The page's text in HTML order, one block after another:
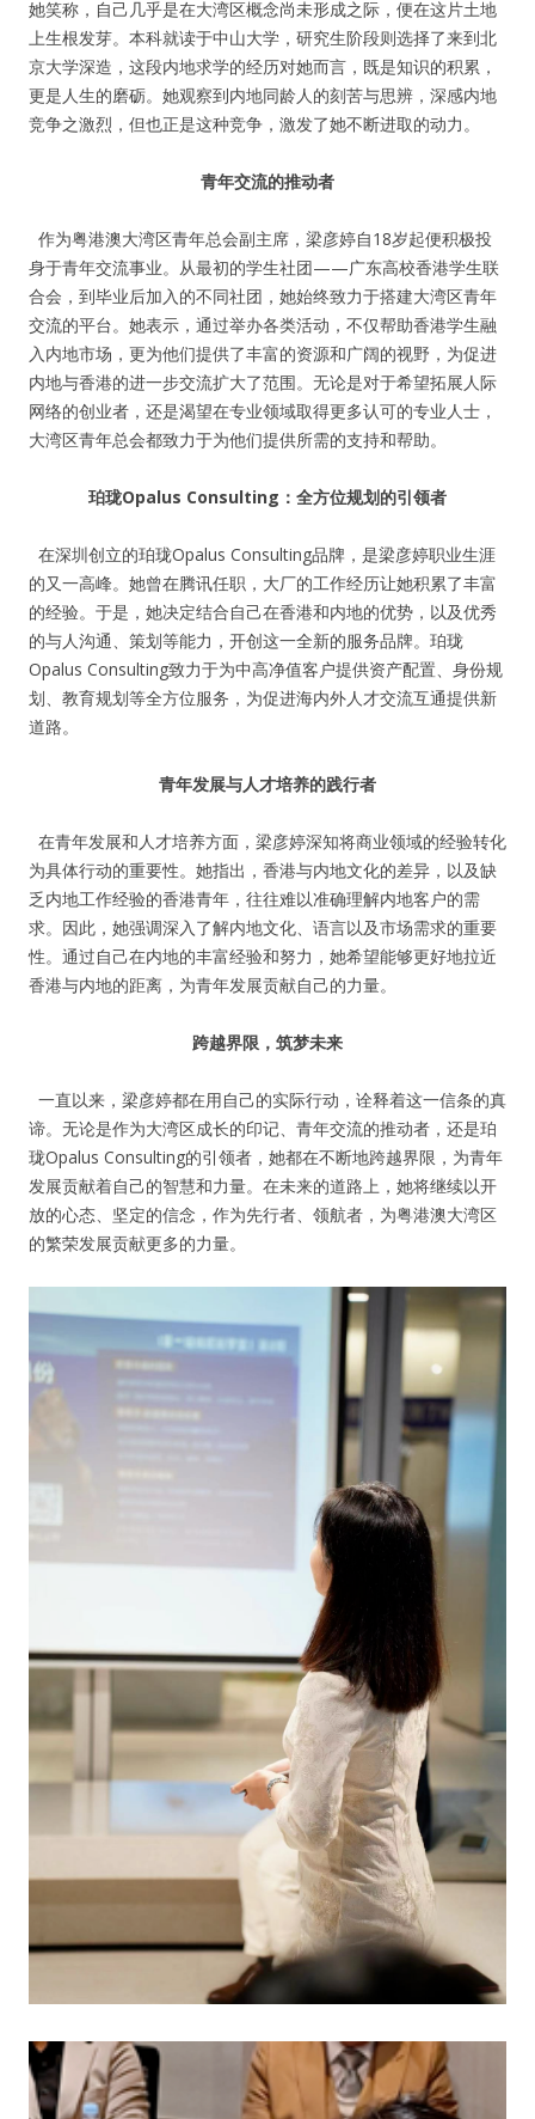
她笑称，自己几乎是在大湾区概念尚未形成之际，便在这片土地
上生根发芽。本科就读于中山大学，研究生阶段则选择了来到北
京大学深造，这段内地求学的经历对她而言，既是知识的积累，
更是人生的磨砺。她观察到内地同龄人的刻苦与思辨，深感内地
竞争之激烈，但也正是这种竞争，激发了她不断进取的动力。
青年交流的推动者
作为粤港澳大湾区青年总会副主席，梁彦婷自18岁起便积极投
身于青年交流事业。从最初的学生社团——广东高校香港学生联
合会，到毕业后加入的不同社团，她始终致力于搭建大湾区青年
交流的平台。她表示，通过举办各类活动，不仅帮助香港学生融
入内地市场，更为他们提供了丰富的资源和广阔的视野，为促进
内地与香港的进一步交流扩大了范围。无论是对于希望拓展人际
网络的创业者，还是渴望在专业领域取得更多认可的专业人士，
大湾区青年总会都致力于为他们提供所需的支持和帮助。
珀珑Opalus Consulting： 全方位规划的引领者
在深圳创立的珀珑Opalus Consulting品牌，是梁彦婷职业生涯
的又一高峰。她曾在腾讯任职，大厂的工作经历让她积累了丰富
的经验。于是，她决定结合自己在香港和内地的优势，以及优秀
的与人沟通、策划等能力，开创这一全新的服务品牌。珀珑
Opalus Consulting致力于为中高净值客户提供资产配置、身份规
划、教育规划等全方位服务，为促进海内外人才交流互通提供新
道路。
青年发展与人才培养的践行者
在青年发展和人才培养方面，梁彦婷深知将商业领域的经验转化
为具体行动的重要性。她指出，香港与内地文化的差异，以及缺
乏内地工作经验的香港青年，往往难以准确理解内地客户的需
求。因此，她强调深入了解内地文化、语言以及市场需求的重要
性。通过自己在内地的丰富经验和努力，她希望能够更好地拉近
香港与内地的距离，为青年发展贡献自己的力量。
跨越界限，筑梦未来
一直以来，梁彦婷都在用自己的实际行动，诠释着这一信条的真
谛。无论是作为大湾区成长的印记、青年交流的推动者，还是珀
珑Opalus Consulting的引领者，她都在不断地跨越界限，为青年
发展贡献着自己的智慧和力量。在未来的道路上，她将继续以开
放的心态、坚定的信念，作为先行者、领航者，为粤港澳大湾区
的繁荣发展贡献更多的力量。